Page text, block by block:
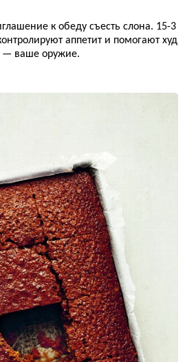
к обеду съесть слона. 15-3
аппетит и помогают худ
— ваше оружие.